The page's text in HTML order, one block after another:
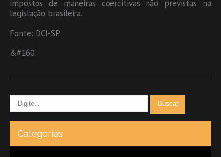
impostos de maneiras coercitivas não previstas na
legislação brasileira.
Fonte: DCI-SP
&#160
Categorias